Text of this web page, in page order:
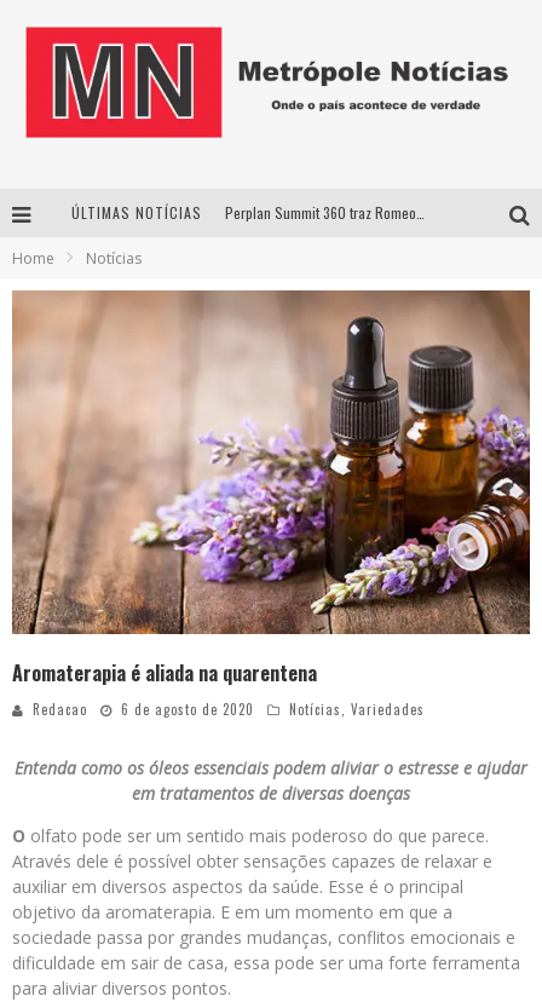
ÚLTIMAS NOTÍCIAS
Uberlândia recebe estreia nacional de espetáculo inspirado em episódio marcante da vida de Friedrich Nietzsche
Agosto Dourado: apoio, informação e acolhimento fortalecem o sucesso da amamentação
Home Notícias
Aromaterapia é aliada na quarentena
Redacao 6 de agosto de 2020 Notícias, Variedades
Entenda como os óleos essenciais podem aliviar o estresse e ajudar
em tratamentos de diversas doenças
O olfato pode ser um sentido mais poderoso do que parece.
Através dele é possível obter sensações capazes de relaxar e
auxiliar em diversos aspectos da saúde. Esse é o principal
objetivo da aromaterapia. E em um momento em que a
sociedade passa por grandes mudanças, conflitos emocionais e
dificuldade em sair de casa, essa pode ser uma forte ferramenta
para aliviar diversos pontos.